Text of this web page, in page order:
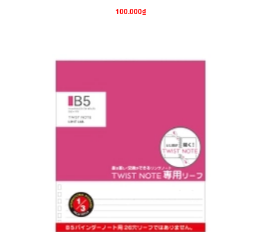
100.000₫